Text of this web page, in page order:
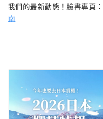
我們的最新動態！臉書專頁：
南